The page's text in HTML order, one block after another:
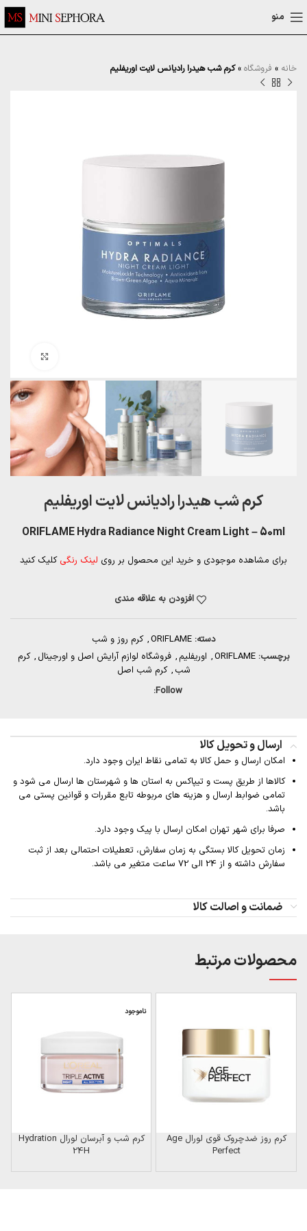
منو
خانه » فروشگاه »کرم شب هیدرا رادیانس لایت اوریفلیم
کرم شب هیدرا رادیانس لایت اوریفلیم
ORIFLAME Hydra Radiance Night Cream Light – 50ml
برای مشاهده موجودی و خرید این محصول بر روی لینک رنگی کلیک کنید
افزودن به علاقه مندی
دسته: ORIFLAME
, کرم روز و شب
برچسب: ORIFLAME
, اوریفلیم , فروشگاه لوازم آرایش اصل و اورجینال , کرم
شب , کرم شب اصل
Follow:
ارسال و تحویل کالا
امکان ارسال و حمل کالا به تمامی نقاط ایران وجود دارد.
کالاها از طریق پست و تیپاکس به استان ها و شهرستان ها ارسال می شود و
تمامی ضوابط ارسال و هزینه های مربوطه تابع مقررات و قوانین پستی می
باشد.
صرفا برای شهر تهران امکان ارسال با پیک وجود دارد.
زمان تحویل کالا بستگی به زمان سفارش، تعطیلات احتمالی بعد از ثبت
سفارش داشته و از 24 الی 72 ساعت متغیر می باشد.
ضمانت و اصالت کالا
محصولات مرتبط
کرم روز ضدچروک قوی لورال Age
Perfect
ناموجود
کرم شب و آبرسان لورال Hydration
24H